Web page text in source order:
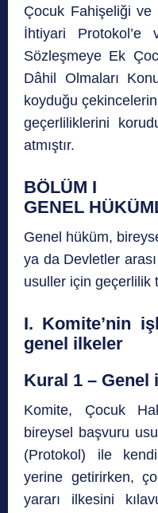
Çocuk Fahişeliği
İhtiyari Protokol’e
Sözleşmeye Ek
Dâhil Olmaları
koyduğu
geçerliliklerini
atmıştır.
BÖLÜM I
GENEL
Genel hüküm,
ya da Devletler
usuller için geçerlilik
I. Komite’nin
genel ilkeler
Kural 1 – Genel
Komite, Çocuk
bireysel başvuru
(Protokol) ile
yerine getirirken,
yararı ilkesini